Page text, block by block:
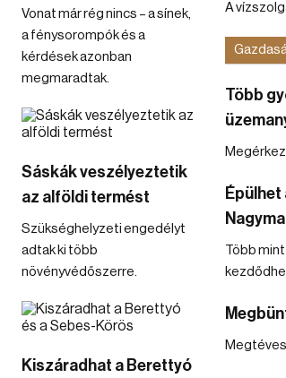
Vonat már rég nincs – a sínek,
a fénysorompók és a
kérdések azonban
megmaradtak.
Sáskák veszélyeztetik
az alföldi termést
Szükséghelyzeti engedélyt
adtak ki több
növényvédőszerre.
Kiszáradhat a Berettyó
A
Több
Több